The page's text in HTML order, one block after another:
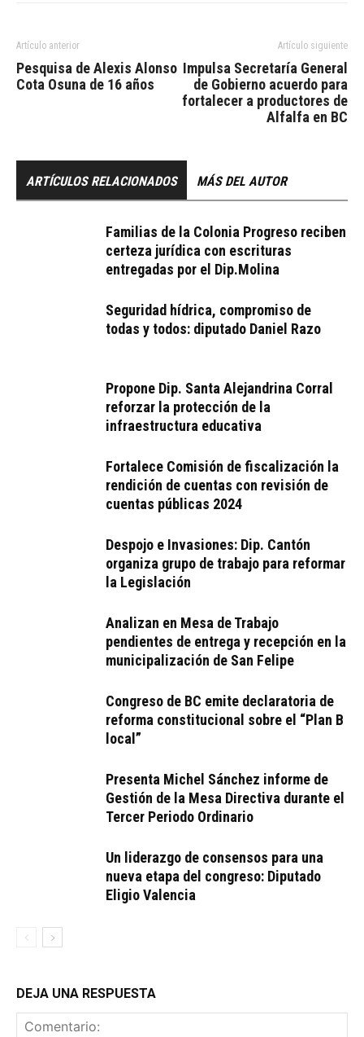
Artículo anterior
Pesquisa de Alexis Alonso
Cota Osuna de 16 años
Artículo siguiente
Impulsa Secretaría General
de Gobierno acuerdo para
fortalecer a productores de
Alfalfa en BC
ARTÍCULOS RELACIONADOS MÁS DEL AUTOR
Familias de la Colonia Progreso reciben
certeza jurídica con escrituras
entregadas por el Dip.Molina
Seguridad hídrica, compromiso de
todas y todos: diputado Daniel Razo
Propone Dip. Santa Alejandrina Corral
reforzar la protección de la
infraestructura educativa
Fortalece Comisión de fiscalización la
rendición de cuentas con revisión de
cuentas públicas 2024
Despojo e Invasiones: Dip. Cantón
organiza grupo de trabajo para reformar
la Legislación
Analizan en Mesa de Trabajo
pendientes de entrega y recepción en la
municipalización de San Felipe
Congreso de BC emite declaratoria de
reforma constitucional sobre el “Plan B
local”
Presenta Michel Sánchez informe de
Gestión de la Mesa Directiva durante el
Tercer Periodo Ordinario
Un liderazgo de consensos para una
nueva etapa del congreso: Diputado
Eligio Valencia
DEJA UNA RESPUESTA